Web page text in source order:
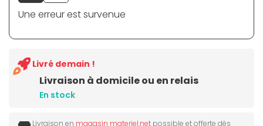
Une erreur est survenue
Livraison à domicile ou en relais
En stock
Livré demain !
Livraison en magasin materiel.net possible et offerte dès